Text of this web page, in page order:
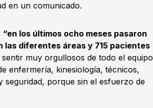
en un comunicado.
“en los últimos ocho meses pasaron
las diferentes áreas y 715 pacientes
muy orgullosos de todo el equipo
enfermería, kinesiología, técnicos,
seguridad, porque sin el esfuerzo de